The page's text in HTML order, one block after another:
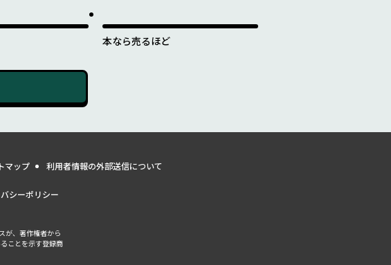
本なら売るほど
マップ 利用者情報の外部送信について
シーポリシー
が、著作権者から
ことを示す登録商